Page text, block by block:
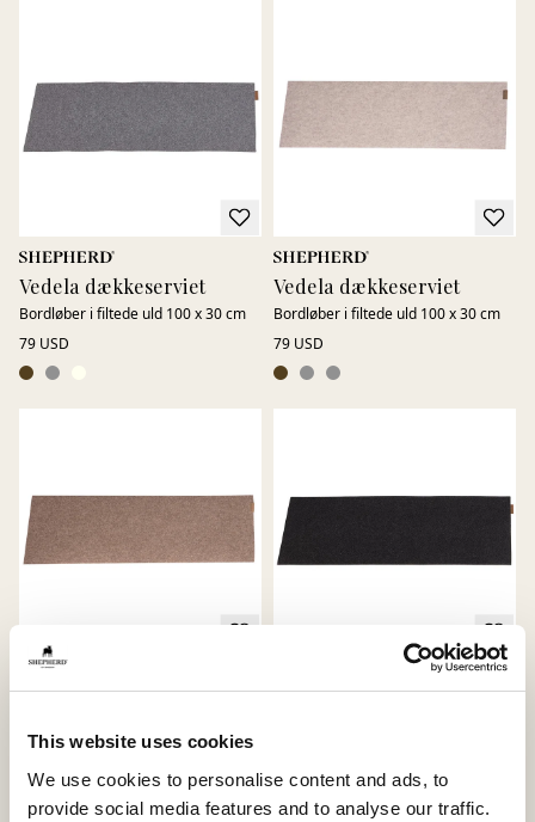
This website uses cookies
We use cookies to personalise content and ads, to
provide social media features and to analyse our traffic.
Vedela dækkeserviet
Bordløber i filtede uld 100 x 30 cm
79 USD
Vedela dækkeserviet
Bordløber i filtede uld 100 x 30 cm
79 USD
Vedela dækkeserviet Vedela dækkeserviet